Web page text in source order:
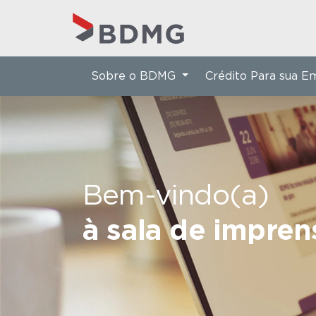
Bem-vindo(a)
à sala de
Sobre o BDMG Crédito Para sua